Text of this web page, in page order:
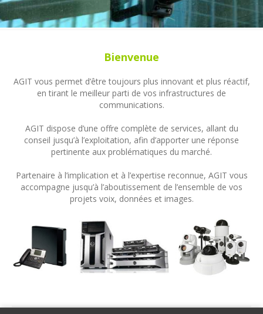
Bienvenue
AGIT vous permet d’être toujours plus innovant et plus réactif,
en tirant le meilleur parti de vos infrastructures de
communications.
AGIT dispose d’une offre complète de services, allant du
conseil jusqu’à l’exploitation, afin d’apporter une réponse
pertinente aux problématiques du marché.
Partenaire à l’implication et à l’expertise reconnue, AGIT vous
accompagne jusqu’à l’aboutissement de l’ensemble de vos
projets voix, données et images.